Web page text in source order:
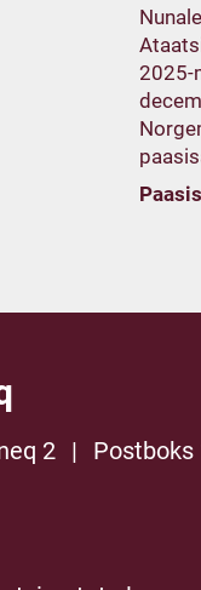
2025-
2 | Postboks